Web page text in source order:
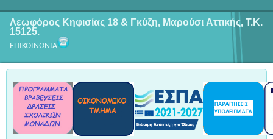
Λεωφόρος Κηφισίας 18 & Γκύζη, Μαρούσι Αττικής, Τ.Κ.
15125.
ΕΠΙΚΟΙΝΩΝΙΑ